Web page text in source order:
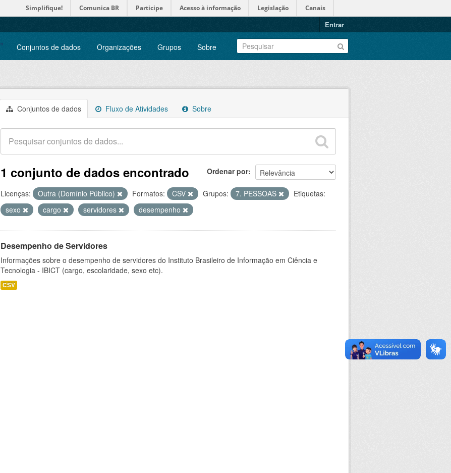
Simplifique! Comunica BR Participe Acesso à informação Legislação Canais
Entrar
Conjuntos de dados Organizações Grupos Sobre
Conjuntos de dados Fluxo de Atividades Sobre
Ordenar por
1 conjunto de dados encontrado
Licenças: Outra (Domínio Público) Formatos: CSV Grupos: 7. PESSOAS
Etiquetas:
sexo
cargo servidores desempenho
Desempenho de Servidores
Informações sobre o desempenho de servidores do Instituto Brasileiro de Informação em Ciência e
Tecnologia - IBICT (cargo, escolaridade, sexo etc).
CSV